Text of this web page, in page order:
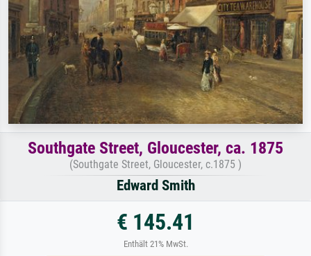
Southgate Street, Gloucester, ca. 1875
(Southgate Street, Gloucester, c.1875 )
Edward Smith
€ 145.41
Enthält 21% MwSt.